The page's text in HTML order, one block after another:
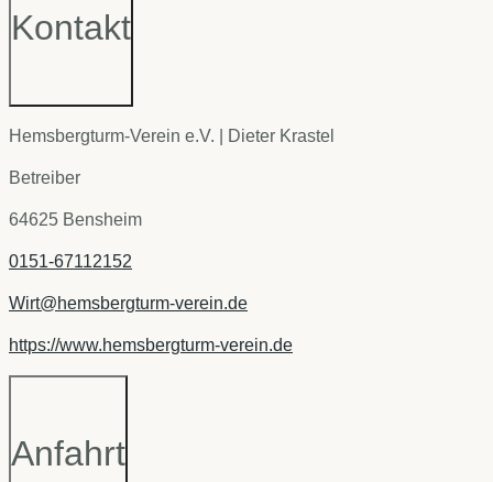
Kontakt
Hemsbergturm-Verein e.V. | Dieter Krastel
Betreiber
64625 Bensheim
0151-67112152
Wirt@hemsbergturm-verein.de
https://www.hemsbergturm-verein.de
Anfahrt